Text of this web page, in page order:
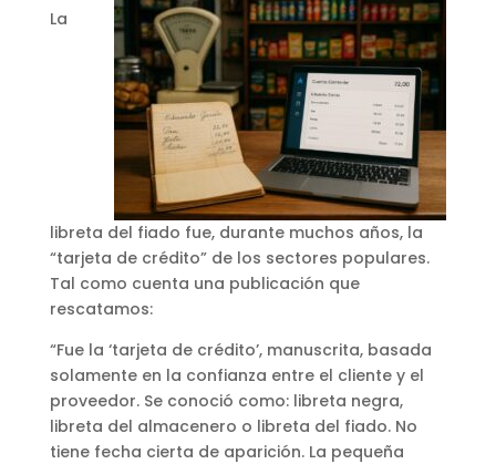
La
libreta del fiado fue, durante muchos años, la
“tarjeta de crédito” de los sectores populares.
Tal como cuenta una publicación que
rescatamos:
“Fue la ‘tarjeta de crédito’, manuscrita, basada
solamente en la confianza entre el cliente y el
proveedor. Se conoció como: libreta negra,
libreta del almacenero o libreta del fiado. No
tiene fecha cierta de aparición. La pequeña